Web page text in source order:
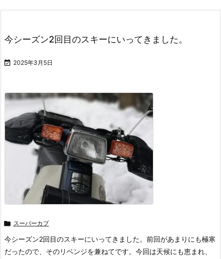
今シーズン2回目のスキーにいってきました。
 2025年3月5日
 スーパーカブ
今シーズン2回目のスキーにいってきました。前回があまりにも極寒
だったので、そのリベンジを兼ねてです。今回は天候にも恵まれ、